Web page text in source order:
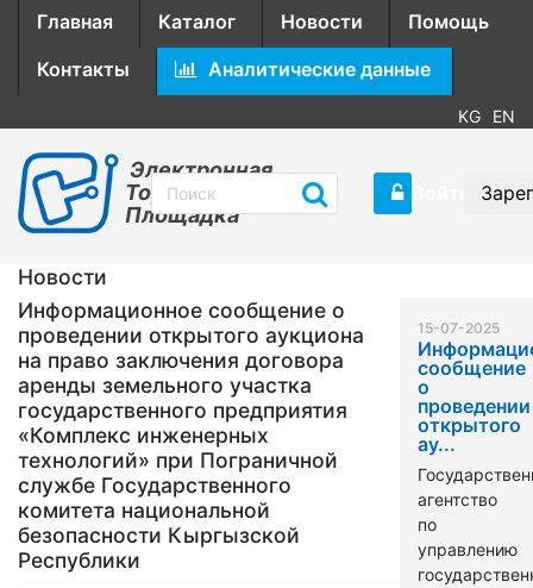
Главная Каталог Новости
Помощь
Контакты
Аналитические данные
KG EN
Электронная
Торговая
Площадка
Новости
Информационное сообщение о
проведении открытого аукциона
на право заключения договора
аренды земельного участка
государственного предприятия
«Комплекс инженерных
технологий» при Пограничной
службе Государственного
комитета национальной
безопасности Кыргызской
Республики
15-07-2025
сообщение
о
проведении
открытого
ау...
агентство
по
управлению